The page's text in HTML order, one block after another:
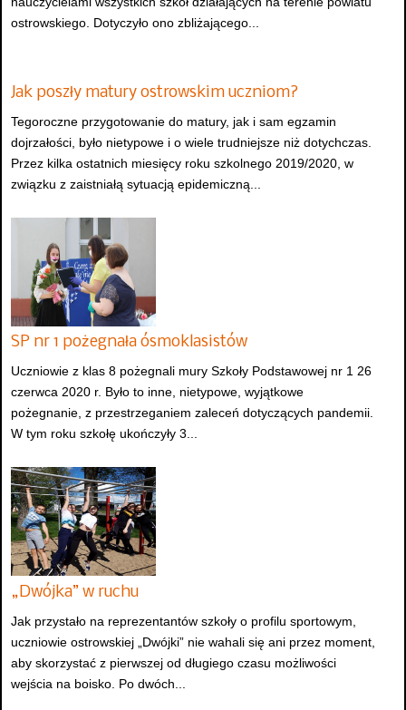
ostrowskiego. Dotyczyło ono zbliżającego...
Jak poszły matury ostrowskim uczniom?
Tegoroczne przygotowanie do matury, jak i sam egzamin
dojrzałości, było nietypowe i o wiele trudniejsze niż dotychczas.
Przez kilka ostatnich miesięcy roku szkolnego 2019/2020, w
związku z zaistniałą sytuacją epidemiczną...
SP nr 1 pożegnała ósmoklasistów
Uczniowie z klas 8 pożegnali mury Szkoły Podstawowej nr 1 26
czerwca 2020 r. Było to inne, nietypowe, wyjątkowe
pożegnanie, z przestrzeganiem zaleceń dotyczących pandemii.
W tym roku szkołę ukończyły 3...
„Dwójka” w ruchu
Jak przystało na reprezentantów szkoły o profilu sportowym,
uczniowie ostrowskiej „Dwójki” nie wahali się ani przez moment,
aby skorzystać z pierwszej od długiego czasu możliwości
wejścia na boisko. Po dwóch...